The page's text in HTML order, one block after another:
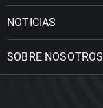
NOTICIAS
SOBRE NOSOTROS